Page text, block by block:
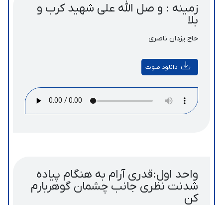
زمینه : و صل الله علی شهید کرب و
بلا
حاج یزدان ناصری
دانلود صوت
واحد اول:قدری آرام به هنگام پیاده
شدنت نظری جانب چشمان گوهربارم
کن